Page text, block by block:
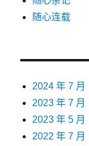
随心连载
2024 年 7 月
2023 年 7 月
2023 年 5 月
2022 年 7 月